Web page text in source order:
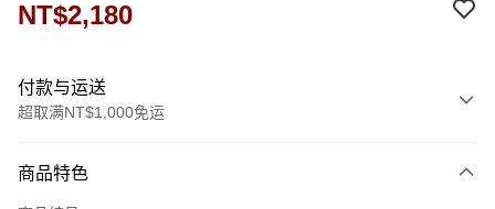
NT$2,180
付款与运送
超取满NT$1,000免运
信用卡一次付款
商品特色